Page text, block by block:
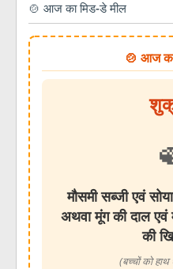
🍲 आज का मिड-डे मील
🍲 आज
मौसमी सब्जी एवं
अथवा मूंग की दाल एवं
की
(बच्चों को